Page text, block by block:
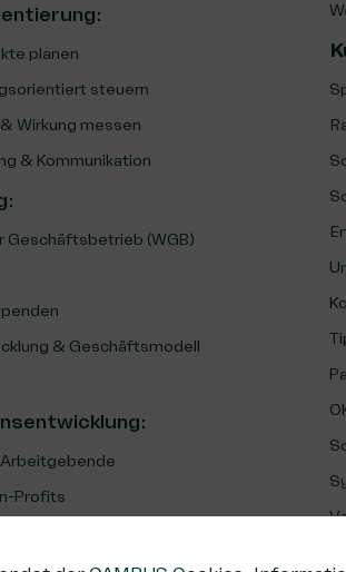
planen
steuern
Wirkung messen
& Kommunikation
:
Geschäftsbetrieb (WGB)
& Geschäftsmodell
:
Profits
& Geschäftsmodell